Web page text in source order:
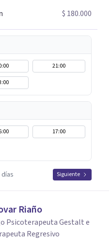
viviendo, estaré
este camino hacia tu
$ 180.000
21:00
17:00
días Siguiente
Riaño
Psicoterapeuta Gestalt e
Regresivo